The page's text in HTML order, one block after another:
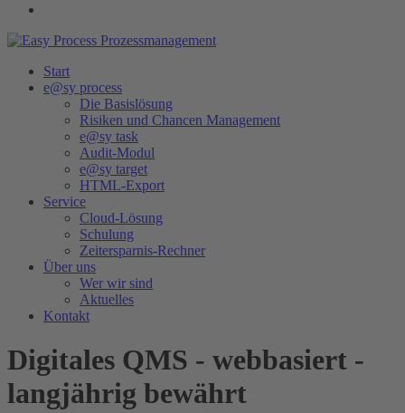
Start
e@sy process
Die Basislösung
Risiken und Chancen Management
e@sy task
Audit-Modul
e@sy target
HTML-Export
Service
Cloud-Lösung
Schulung
Zeitersparnis-Rechner
Über uns
Wer wir sind
Aktuelles
Kontakt
Digitales QMS - webbasiert -
langjährig bewährt